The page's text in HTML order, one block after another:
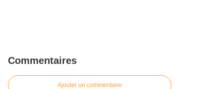
Commentaires
Ajouter un commentaire